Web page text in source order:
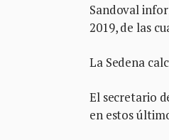
Sandoval
2019, de las
La Sedena
El secretario
en estos